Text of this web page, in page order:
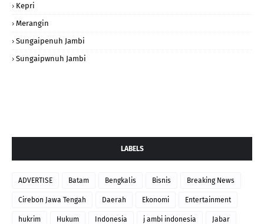
Kepri
Merangin
Sungaipenuh Jambi
Sungaipwnuh Jambi
LABELS
ADVERTISE Batam Bengkalis Bisnis Breaking News
Cirebon Jawa Tengah Daerah Ekonomi Entertainment
hukrim Hukum Indonesia j ambi indonesia Jabar